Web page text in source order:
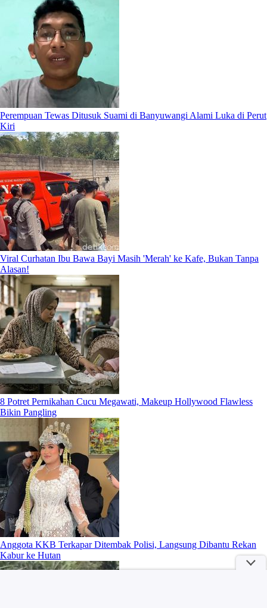
Perempuan Tewas Ditusuk Suami di Banyuwangi Alami Luka di Perut
Kiri
Viral Curhatan Ibu Bawa Bayi Masih 'Merah' ke Kafe, Bukan Tanpa
Alasan!
8 Potret Pernikahan Cucu Megawati, Makeup Hollywood Flawless
Bikin Pangling
Anggota KKB Terkapar Ditembak Polisi, Langsung Dibantu Rekan
Kabur ke Hutan